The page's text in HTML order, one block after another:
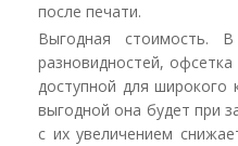
после печати.
Выгодная стоимость.
разновидностей,
доступной для широкого
выгодной она будет при
с их увеличением